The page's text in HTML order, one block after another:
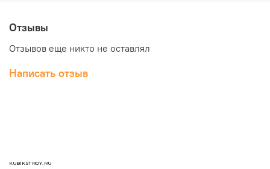
Отзывы
Отзывов еще никто не оставлял
Написать отзыв
KUBIKSTROY.RU